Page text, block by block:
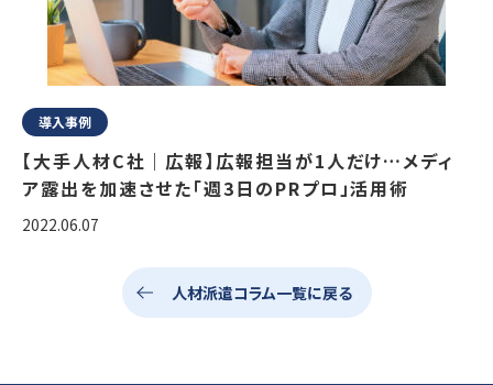
導入事例
【大手人材C社｜広報】広報担当が1人だけ…メディ
ア露出を加速させた「週3日のPRプロ」活用術
2022.06.07
人材派遣コラム一覧に戻る